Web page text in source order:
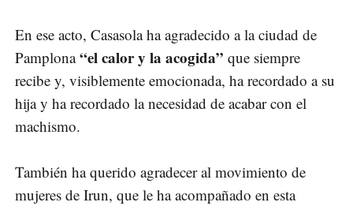
En ese acto, Casasola ha agradecido a la ciudad de
Pamplona“el calor y la acogida” que siempre
recibe y, visiblemente emocionada, ha recordado a su
hija y ha recordado la necesidad de acabar con el
machismo.
También ha querido agradecer al movimiento de
mujeres de Irun, que le ha acompañado en esta